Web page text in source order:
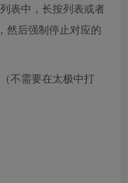
表中，长按列表或者
然后强制停止对应的
不需要在太极中打